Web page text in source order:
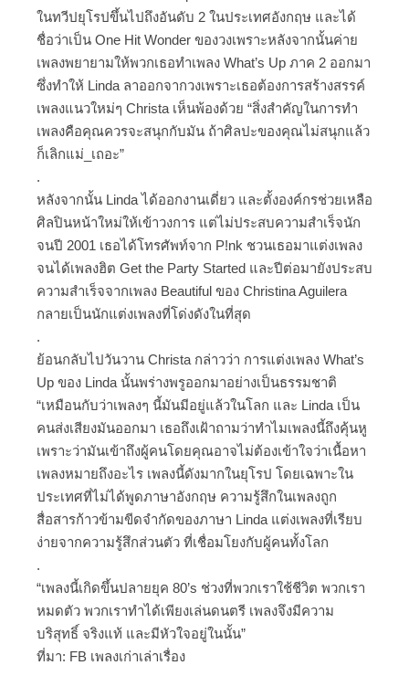
ในทวีปยุโรปขึ้นไปถึงอันดับ 2 ในประเทศอังกฤษ และได้
ชื่อว่าเป็น One Hit Wonder ของวงเพราะหลังจากนั้นค่าย
เพลงพยายามให้พวกเธอทำเพลง What’s Up ภาค 2 ออกมา
ซึ่งทำให้ Linda ลาออกจากวงเพราะเธอต้องการสร้างสรรค์
เพลงแนวใหม่ๆ Christa เห็นพ้องด้วย “สิ่งสำคัญในการทำ
เพลงคือคุณควรจะสนุกกับมัน ถ้าศิลปะของคุณไม่สนุกแล้ว
ก็เลิกแม่_เถอะ”
.
หลังจากนั้น Linda ได้ออกงานเดี่ยว และตั้งองค์กรช่วยเหลือ
ศิลปินหน้าใหม่ให้เข้าวงการ แต่ไม่ประสบความสำเร็จนัก
จนปี 2001 เธอได้โทรศัพท์จาก P!nk ชวนเธอมาแต่งเพลง
จนได้เพลงฮิต Get the Party Started และปีต่อมายังประสบ
ความสำเร็จจากเพลง Beautiful ของ Christina Aguilera
กลายเป็นนักแต่งเพลงที่โด่งดังในที่สุด
.
ย้อนกลับไปวันวาน Christa กล่าวว่า การแต่งเพลง What’s
Up ของ Linda นั้นพร่างพรูออกมาอย่างเป็นธรรมชาติ
“เหมือนกับว่าเพลงๆ นี้มันมีอยู่แล้วในโลก และ Linda เป็น
คนส่งเสียงมันออกมา เธอถึงเฝ้าถามว่าทำไมเพลงนี้ถึงคุ้นหู
เพราะว่ามันเข้าถึงผู้คนโดยคุณอาจไม่ต้องเข้าใจว่าเนื้อหา
เพลงหมายถึงอะไร เพลงนี้ดังมากในยุโรป โดยเฉพาะใน
ประเทศที่ไม่ได้พูดภาษาอังกฤษ ความรู้สึกในเพลงถูก
สื่อสารก้าวข้ามขีดจำกัดของภาษา Linda แต่งเพลงที่เรียบ
ง่ายจากความรู้สึกส่วนตัว ที่เชื่อมโยงกับผู้คนทั้งโลก
.
“เพลงนี้เกิดขึ้นปลายยุค 80’s ช่วงที่พวกเราใช้ชีวิต พวกเรา
หมดตัว พวกเราทำได้เพียงเล่นดนตรี เพลงจึงมีความ
บริสุทธิ์ จริงแท้ และมีหัวใจอยู่ในนั้น”
ที่มา: FB เพลงเก่าเล่าเรื่อง